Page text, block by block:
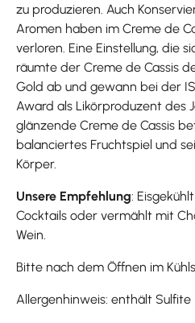
zu produzieren. Auch
Aromen haben im Creme de
verloren. Eine Einstellung, die
räumte der Creme de Cassis
Gold ab und gewann bei der
Award als Likörproduzent des
glänzende Creme de Cassis
balanciertes Fruchtspiel und
Körper.
Unsere Empfehlung:
Cocktails oder vermählt mit
Wein.
Bitte nach dem Öffnen im
Allergenhinweis: enthält Sulfite